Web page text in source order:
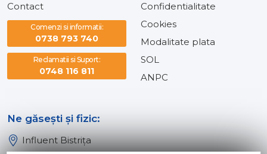
Contact
Comenzi si informatii:
0738 793 740
Reclamatii si Suport:
0748 116 811
Confidentialitate
Cookies
Modalitate plata
SOL
ANPC
Ne găsești și fizic:
Influent Bistrița